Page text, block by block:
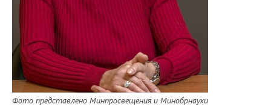
Фото представлено Минпросвещения и Минобрнауки